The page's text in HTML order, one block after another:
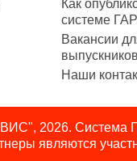
Как
системе
Вакансии
выпускников
Наши
2026. Система
являются